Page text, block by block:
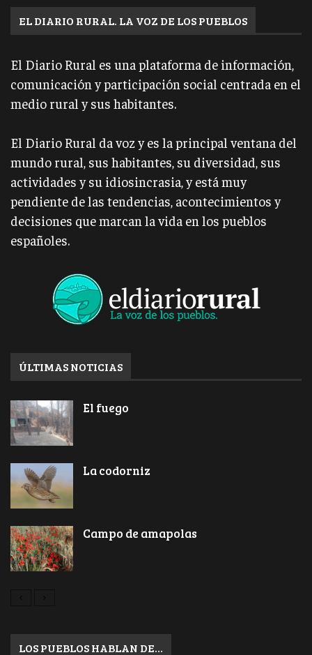
EL DIARIO RURAL. LA VOZ DE LOS PUEBLOS
El Diario Rural es una plataforma de información,
comunicación y participación social centrada en el
medio rural y sus habitantes.
El Diario Rural da voz y es la principal ventana del
mundo rural, sus habitantes, su diversidad, sus
actividades y su idiosincrasia, y está muy
pendiente de las tendencias, acontecimientos y
decisiones que marcan la vida en los pueblos
españoles.
ÚLTIMAS NOTICIAS
El fuego
La codorniz
Campo de amapolas
LOS PUEBLOS HABLAN DE…